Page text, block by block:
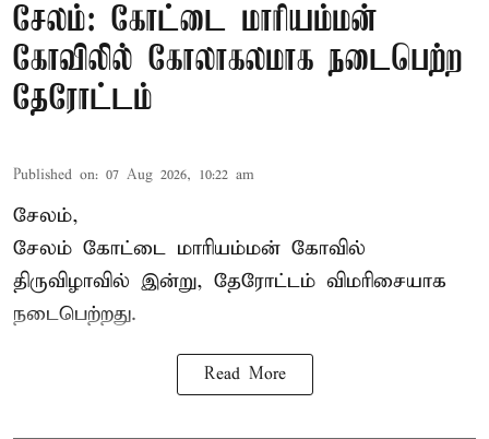
சேலம்: கோட்டை மாரியம்மன்
கோவிலில் கோலாகலமாக நடைபெற்ற
தேரோட்டம்
Published on: 07 Aug 2026, 10:22 am
சேலம்,
சேலம் கோட்டை மாரியம்மன் கோவில்
திருவிழாவில் இன்று, தேரோட்டம் விமரிசையாக
நடைபெற்றது.
Read More